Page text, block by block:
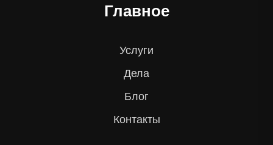
Главное
Услуги
Дела
Блог
Контакты